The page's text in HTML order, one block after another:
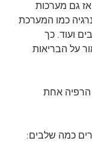
גם מערכות
כמו המערכת
ועוד. כך
על הבריאות
הרפיה אחת
כמה שלבים: